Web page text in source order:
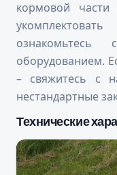
кормовой
оборудованием.
– свяжитесь с
нестандартные
Технические